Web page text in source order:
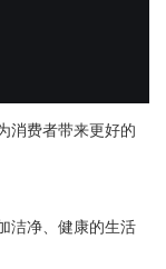
消费者带来更好的
洁净、健康的生活